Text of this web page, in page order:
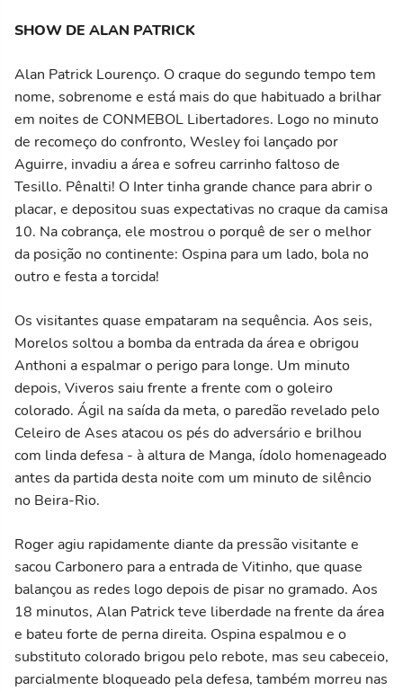
SHOW DE ALAN PATRICK
Alan Patrick Lourenço. O craque do segundo tempo tem
nome, sobrenome e está mais do que habituado a brilhar
em noites de CONMEBOL Libertadores. Logo no minuto
de recomeço do confronto, Wesley foi lançado por
Aguirre, invadiu a área e sofreu carrinho faltoso de
Tesillo. Pênalti! O Inter tinha grande chance para abrir o
placar, e depositou suas expectativas no craque da camisa
10. Na cobrança, ele mostrou o porquê de ser o melhor
da posição no continente: Ospina para um lado, bola no
outro e festa a torcida!
Os visitantes quase empataram na sequência. Aos seis,
Morelos soltou a bomba da entrada da área e obrigou
Anthoni a espalmar o perigo para longe. Um minuto
depois, Viveros saiu frente a frente com o goleiro
colorado. Ágil na saída da meta, o paredão revelado pelo
Celeiro de Ases atacou os pés do adversário e brilhou
com linda defesa - à altura de Manga, ídolo homenageado
antes da partida desta noite com um minuto de silêncio
no Beira-Rio.
Roger agiu rapidamente diante da pressão visitante e
sacou Carbonero para a entrada de Vitinho, que quase
balançou as redes logo depois de pisar no gramado. Aos
18 minutos, Alan Patrick teve liberdade na frente da área
e bateu forte de perna direita. Ospina espalmou e o
substituto colorado brigou pelo rebote, mas seu cabeceio,
parcialmente bloqueado pela defesa, também morreu nas